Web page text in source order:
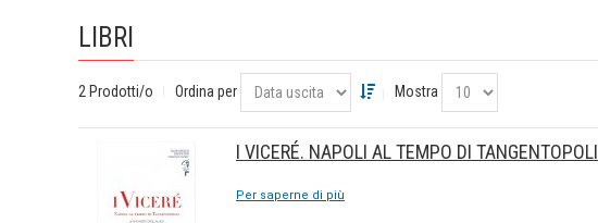
LIBRI
2 Prodotti/o Ordina per Mostra
I VICERÉ. NAPOLI AL TEMPO DI TANGENTOPOLI
Per saperne di più